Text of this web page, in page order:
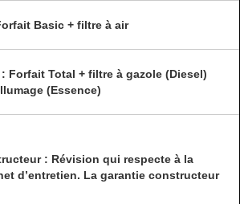
Basic + filtre à air
Forfait Total + filtre à gazole (Diesel)
(Essence)
: Révision qui respecte à la
d’entretien. La garantie constructeur